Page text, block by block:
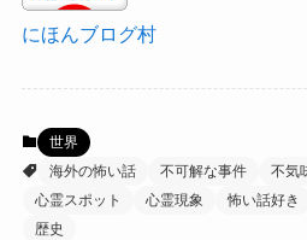
にほんブログ村
世界
海外の怖い話
不可解な事件 不気
心霊スポット
心霊現象 怖い話好き
歴史